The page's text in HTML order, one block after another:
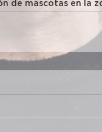
de mascotas en la